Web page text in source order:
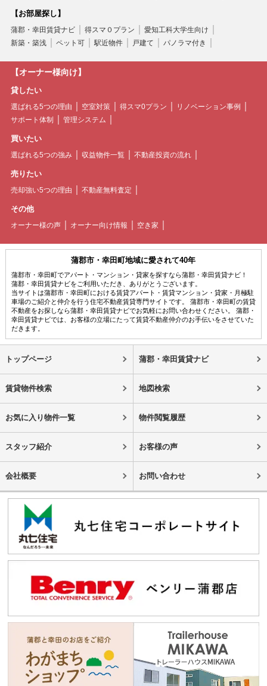
【お部屋探し】
蒲郡・幸田賃貸ナビ 得スマ０プラン
愛知工科大学生向け
新築・築浅
ペット可 駅近物件 戸建て パノラマ付き
【オーナー様向け】
貸したい
選ばれる5つの理由 空室対策 得スマ0プラン
リノベーション事例
サポート体制
管理システム
買いたい
選ばれる5つの強み 収益物件一覧 不動産投資の流れ
売りたい
売却強い5つの理由 不動産無料査定
その他
オーナー様の声 オーナー向け情報 空き家
蒲郡市・幸田町地域に愛されて40年
蒲郡市・幸田町でアパート・マンション・貸家を探すなら蒲郡・幸田賃貸ナビ！
蒲郡・幸田賃貸ナビをご利用いただき、ありがとうございます。
当サイトは蒲郡市・幸田町における賃貸アパート・賃貸マンション・貸家・月極駐
車場のご紹介と仲介を行う住宅不動産賃貸専門サイトです。 蒲郡市・幸田町の賃貸
不動産をお探しなら蒲郡・幸田賃貸ナビでお気軽にお問い合わせください。 蒲郡・
幸田賃貸ナビでは、お客様の立場にたって賃貸不動産仲介のお手伝いをさせていた
だきます。
トップページ 蒲郡・幸田賃貸ナビ
賃貸物件検索 地図検索
お気に入り物件一覧 物件閲覧履歴
スタッフ紹介 お客様の声
会社概要 お問い合わせ